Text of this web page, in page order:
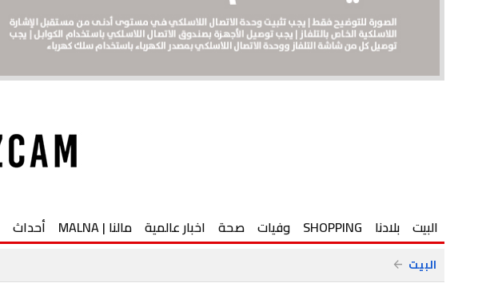
البيت بلادنا SHOPPING وفيات صحة اخبار عالمية مالنا | MALNA أحداث
البيت arrow_back